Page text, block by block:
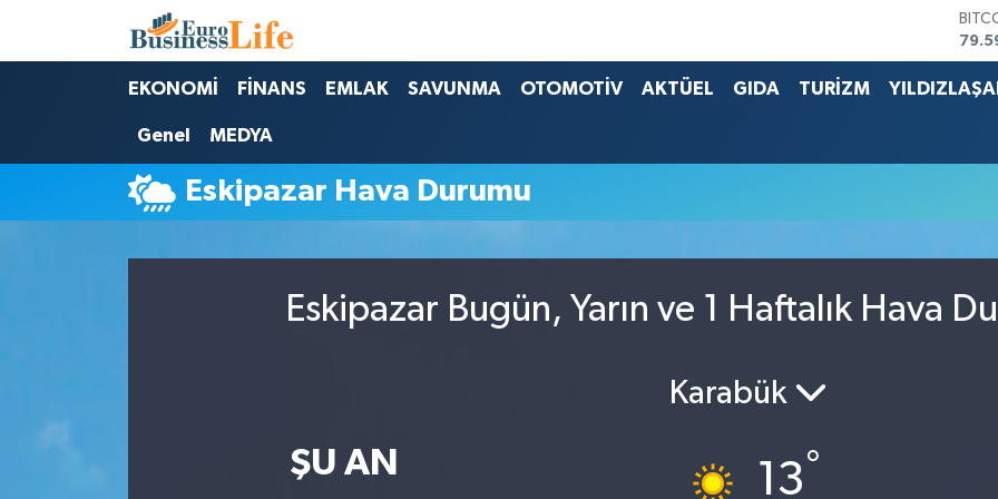
EKONOMİ FİNANS EMLAK SAVUNMA OTOMOTİV AKTÜEL GIDA TURİZM
Genel MEDYA
Eskipazar Hava Durumu
Eskipazar Bugün, Yarın ve 1 Haftalık Hava
ŞU AN
Karabük
13°
Nöbetçi Eczaneler
Hava Durumu
Namaz Vakitleri
Trafik Durumu
Süper Lig Puan Durumu ve Fikstür
Son Dakika Haberleri